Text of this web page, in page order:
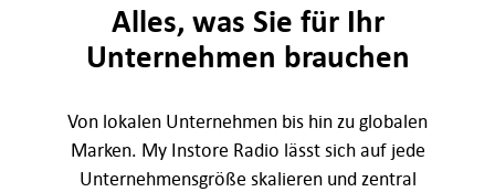
Alles, was Sie für Ihr
Unternehmen brauchen
Von lokalen Unternehmen bis hin zu globalen
Marken. My Instore Radio lässt sich auf jede
Unternehmensgröße skalieren und zentral